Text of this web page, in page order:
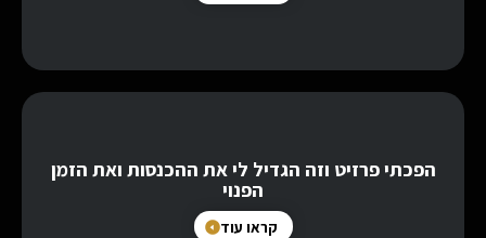
הפכתי פרזיט וזה הגדיל לי את ההכנסות ואת הזמן
הפנוי
קראו עוד